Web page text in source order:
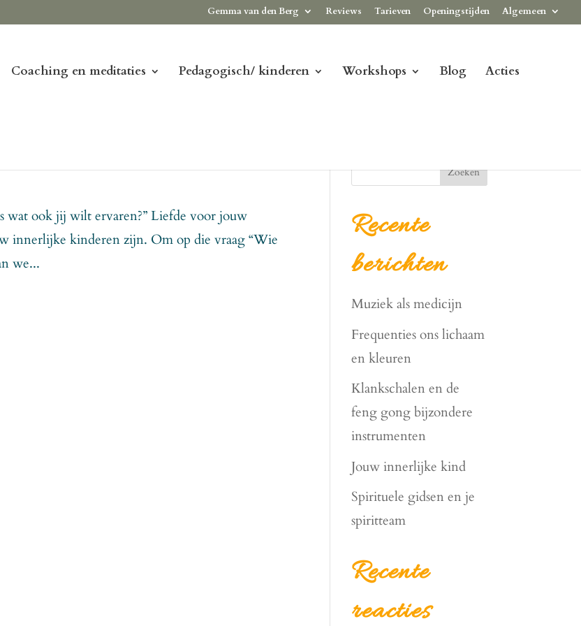
Gemma van den Berg Reviews Tarieven Openingstijden Algemeen
Coaching en meditaties Pedagogisch/ kinderen Workshops Blog Acties
wat ook jij wilt ervaren?” Liefde voor jouw
innerlijke kinderen zijn. Om op die vraag “Wie
we...
Zoeken
Recente
berichten
Muziek als medicijn
Frequenties ons lichaam
en kleuren
Klankschalen en de
feng gong bijzondere
instrumenten
Jouw innerlijke kind
Spirituele gidsen en je
spiritteam
Recente
reacties